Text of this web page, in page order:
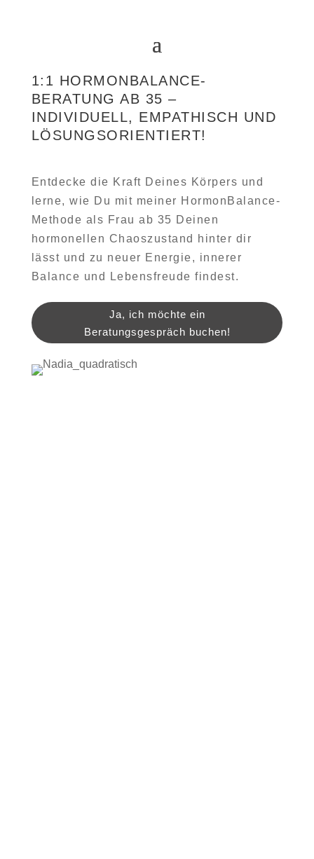
1:1 HORMONBALANCE-
BERATUNG AB 35 –
INDIVIDUELL, EMPATHISCH UND
LÖSUNGSORIENTIERT!
Entdecke die Kraft Deines Körpers und
lerne, wie Du mit meiner HormonBalance-
Methode als Frau ab 35 Deinen
hormonellen Chaoszustand hinter dir
lässt und zu neuer Energie, innerer
Balance und Lebensfreude findest.
Ja, ich möchte ein
Beratungsgespräch buchen!